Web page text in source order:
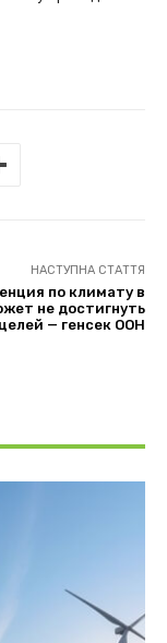
НАСТУПНА СТАТТЯ
по климату в
не достигнуть
— генсек ООН